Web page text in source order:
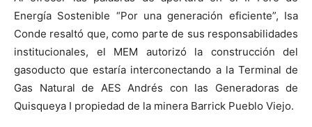
Energía Sostenible “Por una generación eficiente”, Isa
Conde resaltó que, como parte de sus responsabilidades
institucionales, el MEM autorizó la construcción del
gasoducto que estaría interconectando a la Terminal de
Gas Natural de AES Andrés con las Generadoras de
Quisqueya I propiedad de la minera Barrick Pueblo Viejo.